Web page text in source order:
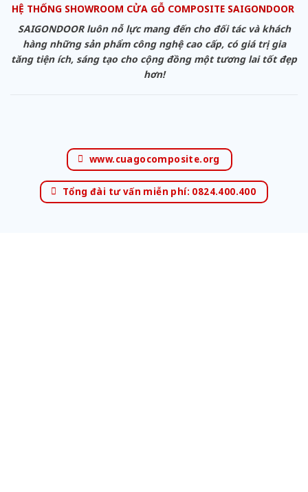
HỆ THỐNG SHOWROOM CỬA GỖ COMPOSITE SAIGONDOOR
SAIGONDOOR luôn nỗ lực mang đến cho đối tác và khách
hàng những sản phẩm công nghệ cao cấp, có giá trị gia
tăng tiện ích, sáng tạo cho cộng đồng một tương lai tốt đẹp
hơn!
www.cuagocomposite.org
Tổng đài tư vấn miễn phí: 0824.400.400